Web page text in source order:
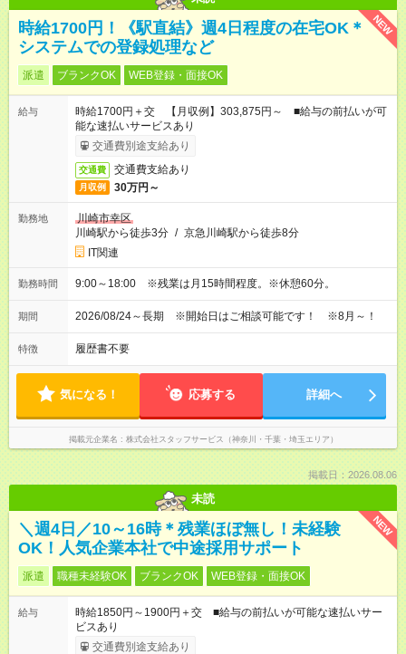
NEW
時給1700円！《駅直結》週4日程度の在宅OK＊
システムでの登録処理など
派遣 ブランクOK WEB登録・面接OK
給与
時給1700円＋交 【月収例】303,875円～ ■給与の前払いが可
能な速払いサービスあり
交通費別途支給あり
交通費 交通費支給あり
月収例 30万円～
勤務地
川崎市幸区
川崎駅から徒歩3分 / 京急川崎駅から徒歩8分
IT関連
勤務時間 9:00～18:00 ※残業は月15時間程度。※休憩60分。
期間 2026/08/24～長期 ※開始日はご相談可能です！ ※8月～！
特徴 履歴書不要
気になる！ 応募する 詳細へ
掲載元企業名 株式会社スタッフサービス（神奈川・千葉・埼玉エリア）
掲載日：2026.08.06
未読
NEW
＼週4日／10～16時＊残業ほぼ無し！未経験
OK！人気企業本社で中途採用サポート
派遣 職種未経験OK ブランクOK WEB登録・面接OK
給与
時給1850円～1900円＋交 ■給与の前払いが可能な速払いサー
ビスあり
交通費別途支給あり